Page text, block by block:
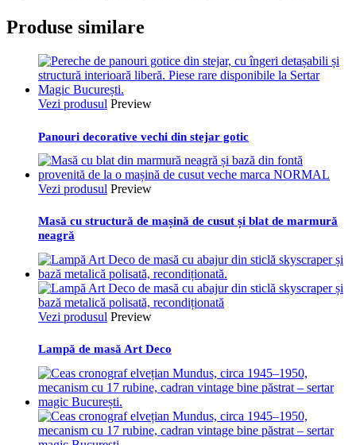
Produse similare
Vezi produsul Preview
Panouri decorative vechi din stejar gotic
Vezi produsul Preview
Masă cu structură de mașină de cusut și blat de marmură
neagră
Vezi produsul Preview
Lampă de masă Art Deco